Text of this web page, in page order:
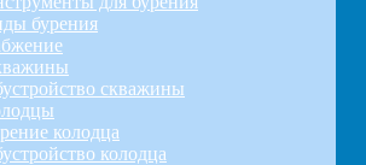
бурения
скважины
колодца
колодца